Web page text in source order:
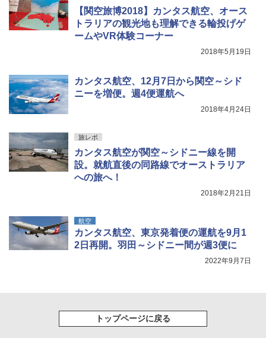
【関空旅博2018】カンタス航空、オース
トラリアの観光地も理解できる輪投げゲ
ームやVR体験コーナー
2018年5月19日
カンタス航空、12月7日から関空～シド
ニーを増便。週4便運航へ
2018年4月24日
旅レポ
カンタス航空が関空～シドニー線を開
設。就航直後の同路線でオーストラリア
への旅へ！
2018年2月21日
航空
カンタス航空、東京発着便の運航を9月1
2日再開。羽田～シドニー間が週3便に
2022年9月7日
トップページに戻る